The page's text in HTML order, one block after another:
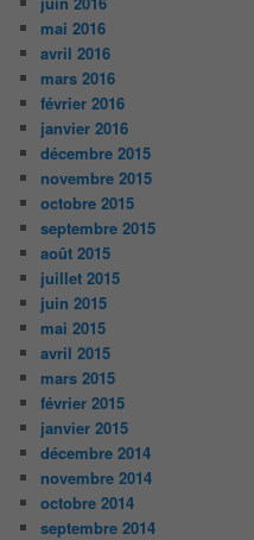
mai 2016
avril 2016
mars 2016
février 2016
janvier 2016
décembre 2015
novembre 2015
octobre 2015
septembre 2015
août 2015
juillet 2015
juin 2015
mai 2015
avril 2015
mars 2015
février 2015
janvier 2015
décembre 2014
novembre 2014
octobre 2014
septembre 2014